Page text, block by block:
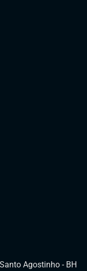
Agostinho - BH